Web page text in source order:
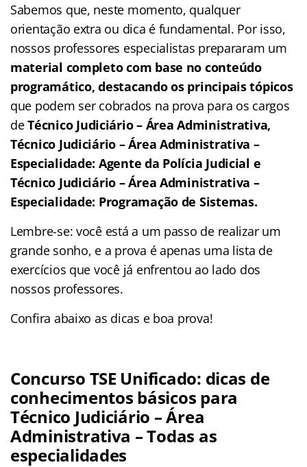
Sabemos que, neste momento, qualquer
orientação extra ou dica é fundamental. Por isso,
nossos professores especialistas prepararam um
material completo com base no conteúdo
programático, destacando os principais tópicos
que podem ser cobrados na prova para os cargos
deTécnico Judiciário – Área Administrativa,
Técnico Judiciário – Área Administrativa –
Especialidade: Agente da Polícia Judicial e
Técnico Judiciário – Área Administrativa –
Especialidade: Programação de Sistemas.
Lembre-se: você está a um passo de realizar um
grande sonho, e a prova é apenas uma lista de
exercícios que você já enfrentou ao lado dos
nossos professores.
Confira abaixo as dicas e boa prova!
Concurso TSE Unificado: dicas de
conhecimentos básicos para
Técnico Judiciário – Área
Administrativa – Todas as
especialidades